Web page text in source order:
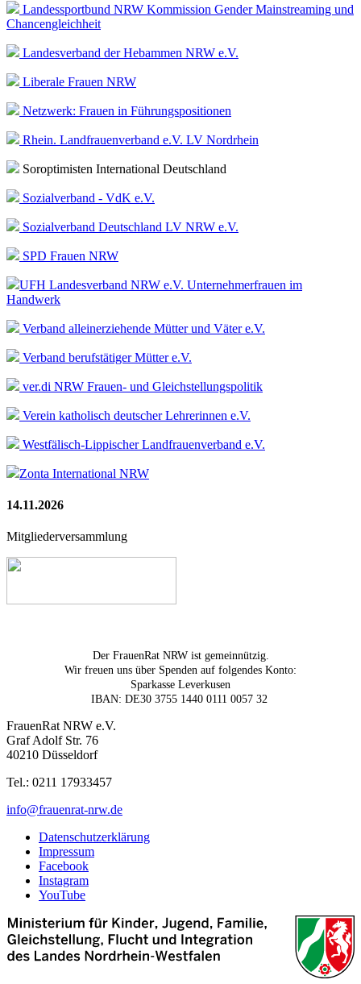
Landessportbund NRW Kommission Gender Mainstreaming und
Chancengleichheit
Landesverband der Hebammen NRW e.V.
Liberale Frauen NRW
Netzwerk: Frauen in Führungspositionen
Rhein. Landfrauenverband e.V. LV Nordrhein
Soroptimisten International Deutschland
Sozialverband - VdK e.V.
Sozialverband Deutschland LV NRW e.V.
SPD Frauen NRW
UFH Landesverband NRW e.V. Unternehmerfrauen im
Handwerk
Verband alleinerziehende Mütter und Väter e.V.
Verband berufstätiger Mütter e.V.
ver.di NRW Frauen- und Gleichstellungspolitik
Verein katholisch deutscher Lehrerinnen e.V.
Westfälisch-Lippischer Landfrauenverband e.V.
Zonta International NRW
14.11.2026
Mitgliederversammlung
Der FrauenRat NRW ist gemeinnützig.
Wir freuen uns über Spenden auf folgendes Konto:
Sparkasse Leverkusen
IBAN: DE30 3755 1440 0111 0057 32
FrauenRat NRW e.V.
Graf Adolf Str. 76
40210 Düsseldorf
Tel.: 0211 17933457
info@frauenrat-nrw.de
Datenschutzerklärung
Impressum
Facebook
Instagram
YouTube